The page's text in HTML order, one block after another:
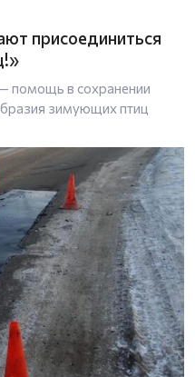
присоединиться
помощь в сохранении
зимующих птиц